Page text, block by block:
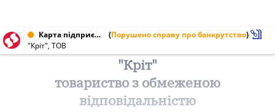
Карта підприємства від 22.01.2000 № 24373935 (Порушено справу про банкрутство)
"Кріт", ТОВ
"Кріт"
товариство з обмеженою
відповідальністю